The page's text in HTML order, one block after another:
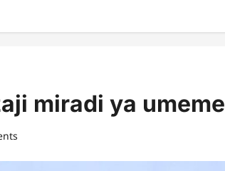
miradi ya umeme